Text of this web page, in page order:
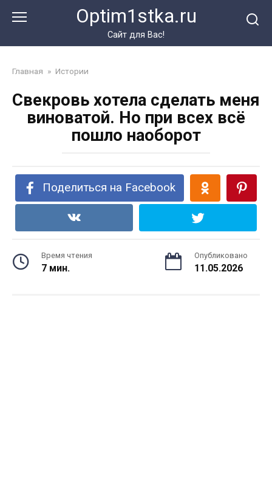
Optim1stka.ru
Сайт для Вас!
Главная » Истории
Свекровь хотела сделать меня
виноватой. Но при всех всё
пошло наоборот
Поделиться на Facebook
Время чтения
7 мин.
Опубликовано
11.05.2026